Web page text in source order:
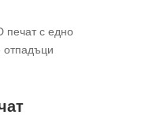
печат с едно
отпадъци